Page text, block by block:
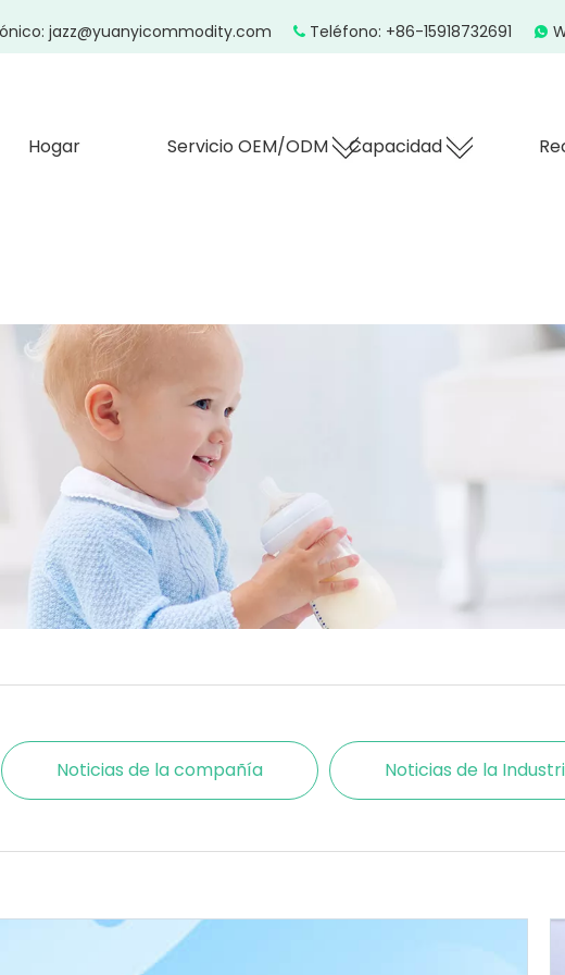
jazz@yuanyicommodity.com  Teléfono: +86-15918732691 
Hogar Servicio OEM/ODM Capacidad
Noticias de la compañía Noticias de la